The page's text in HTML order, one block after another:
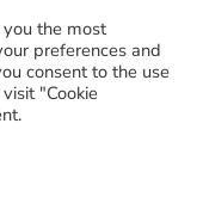
4.0, el
habilidades
habilidades para
no quede
y Sucesión: El
competencia es
the most
preferences and
consent to the use
"Cookie